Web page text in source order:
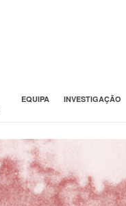
EQUIPA INVESTIGAÇÃO